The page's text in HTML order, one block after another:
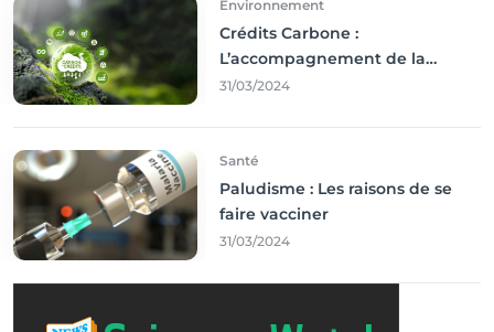
Environnement
Crédits Carbone :
L’accompagnement de la
Francophonie
31/03/2024
Santé
Paludisme : Les raisons de se
faire vacciner
31/03/2024